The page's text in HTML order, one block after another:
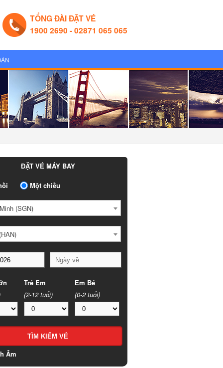
TỔNG ĐÀI ĐẶT VÉ
1900 2690 - 02871 065 065
ĐẶT VÉ MÁY BAY
Một chiều
(SGN)
Trẻ Em
(2-12 tuổi)
Em Bé
(0-2 tuổi)
Âm